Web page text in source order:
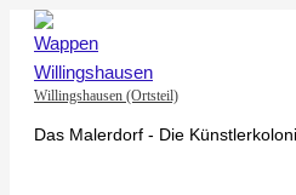
Zum
Inhalt
springen
Willingshausen (Ortsteil)
Das Malerdorf - Die